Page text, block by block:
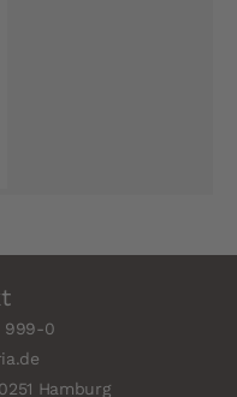
999-0
Hamburg